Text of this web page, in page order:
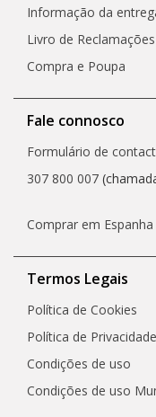
Informação da
Livro de
Compra e Poupa
Fale connosco
Formulário de
307 800 007
Comprar em Espanha
Termos Legais
Política de Cookies
Política de Privacidade
Condições de uso
Condições de uso